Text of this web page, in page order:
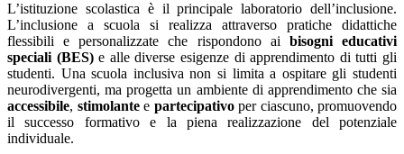
L’istituzione scolastica è il principale laboratorio dell’inclusione.
L’inclusione a scuola si realizza attraverso pratiche didattiche
flessibili e personalizzate che rispondono ai bisogni educativi
speciali (BES) e alle diverse esigenze di apprendimento di tutti gli
studenti. Una scuola inclusiva non si limita a ospitaregli studenti
neurodivergenti, ma progetta un ambiente di apprendimento che sia
accessibile, stimolantee partecipativoper ciascuno, promuovendo
il successo formativo e la piena realizzazione del potenziale
individuale.